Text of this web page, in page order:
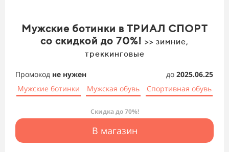
Мужские ботинки в ТРИАЛ СПОРТ
со скидкой до 70%! >> зимние,
треккинговые
Промокод не нужен до 2025.06.25
Мужские ботинки
Мужская обувь Спортивная обувь
Скидка до 70%!
В магазин